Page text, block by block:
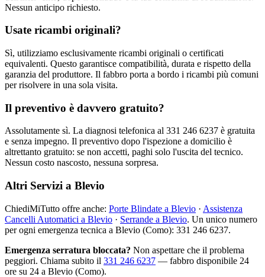
Nessun anticipo richiesto.
Usate ricambi originali?
Sì, utilizziamo esclusivamente ricambi originali o certificati
equivalenti. Questo garantisce compatibilità, durata e rispetto della
garanzia del produttore. Il fabbro porta a bordo i ricambi più comuni
per risolvere in una sola visita.
Il preventivo è davvero gratuito?
Assolutamente sì. La diagnosi telefonica al 331 246 6237 è gratuita
e senza impegno. Il preventivo dopo l'ispezione a domicilio è
altrettanto gratuito: se non accetti, paghi solo l'uscita del tecnico.
Nessun costo nascosto, nessuna sorpresa.
Altri Servizi a Blevio
ChiediMiTutto offre anche: Porte Blindate a Blevio · Assistenza
Cancelli Automatici a Blevio · Serrande a Blevio. Un unico numero
per ogni emergenza tecnica a Blevio (Como): 331 246 6237.
Emergenza serratura bloccata? Non aspettare che il problema
peggiori. Chiama subito il 331 246 6237 — fabbro disponibile 24
ore su 24 a Blevio (Como).